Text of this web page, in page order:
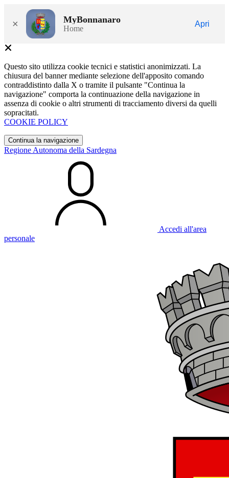
× MyBonnanaro
Home
Apri
Questo sito utilizza cookie tecnici e statistici anonimizzati. La
chiusura del banner mediante selezione dell'apposito comando
contraddistinto dalla X o tramite il pulsante "Continua la
navigazione" comporta la continuazione della navigazione in
assenza di cookie o altri strumenti di tracciamento diversi da quelli
sopracitati.
COOKIE POLICY
Continua la navigazione
Regione Autonoma della Sardegna
Accedi all'area
personale